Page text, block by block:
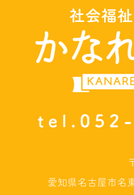
愛知県名古屋市名